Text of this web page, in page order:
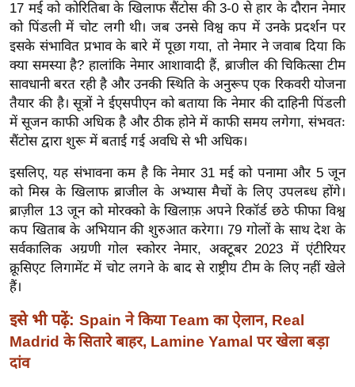
श
ख्सि
य
त
यं
ग
इं
डि
या
सा
हि
त्य
ज
ग
त
ऑ
टो
17 मई को कोरितिबा के खिलाफ सैंटोस की 3-0 से हार के दौरान नेमार
को पिंडली में चोट लगी थी। जब उनसे विश्व कप में उनके प्रदर्शन पर
इसके संभावित प्रभाव के बारे में पूछा गया, तो नेमार ने जवाब दिया कि
क्या समस्या है? हालांकि नेमार आशावादी हैं, ब्राजील की चिकित्सा टीम
सावधानी बरत रही है और उनकी स्थिति के अनुरूप एक रिकवरी योजना
तैयार की है। सूत्रों ने ईएसपीएन को बताया कि नेमार की दाहिनी पिंडली
में सूजन काफी अधिक है और ठीक होने में काफी समय लगेगा, संभवतः
सैंटोस द्वारा शुरू में बताई गई अवधि से भी अधिक।
इसलिए, यह संभावना कम है कि नेमार 31 मई को पनामा और 5 जून
को मिस्र के खिलाफ ब्राजील के अभ्यास मैचों के लिए उपलब्ध होंगे।
ब्राज़ील 13 जून को मोरक्को के खिलाफ़ अपने रिकॉर्ड छठे फीफा विश्व
कप खिताब के अभियान की शुरुआत करेगा। 79 गोलों के साथ देश के
सर्वकालिक अग्रणी गोल स्कोरर नेमार, अक्टूबर 2023 में एंटीरियर
क्रूसिएट लिगामेंट में चोट लगने के बाद से राष्ट्रीय टीम के लिए नहीं खेले
हैं।
इसे भी पढ़ें: Spain ने किया Team का ऐलान, Real
Madrid के सितारे बाहर, Lamine Yamal पर खेला बड़ा
दांव